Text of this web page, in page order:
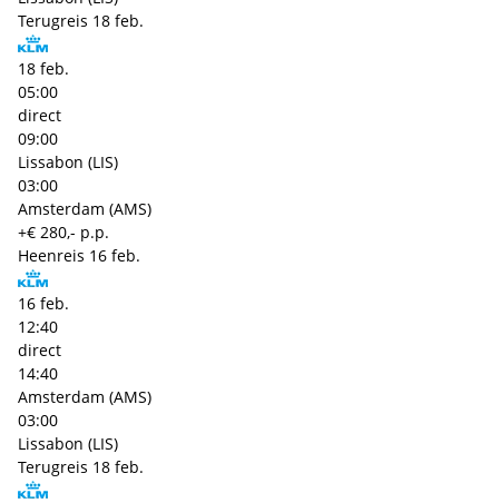
Terugreis 18 feb.
18 feb.
05:00
direct
09:00
Lissabon (LIS)
03:00
Amsterdam (AMS)
+€ 280,- p.p.
Heenreis 16 feb.
16 feb.
12:40
direct
14:40
Amsterdam (AMS)
03:00
Lissabon (LIS)
Terugreis 18 feb.